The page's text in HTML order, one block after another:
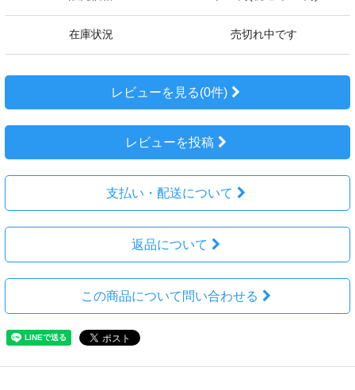
在庫状況 売切れ中です
レビューを見る(0件)
レビューを投稿
支払い・配送について
返品について
この商品について問い合わせる